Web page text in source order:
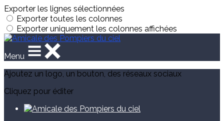
Exporter les lignes sélectionnées
Exporter toutes les colonnes
Exporter uniquement les colonnes affichées
Menu
Ajoutez un logo, un bouton, des réseaux sociaux
Cliquez pour éditer